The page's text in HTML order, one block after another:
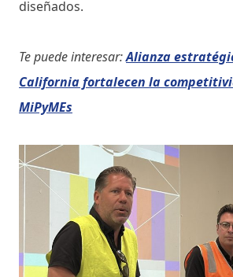
diseñados.
Te puede interesar:Alianza
California fortalecen la
MiPyMEs